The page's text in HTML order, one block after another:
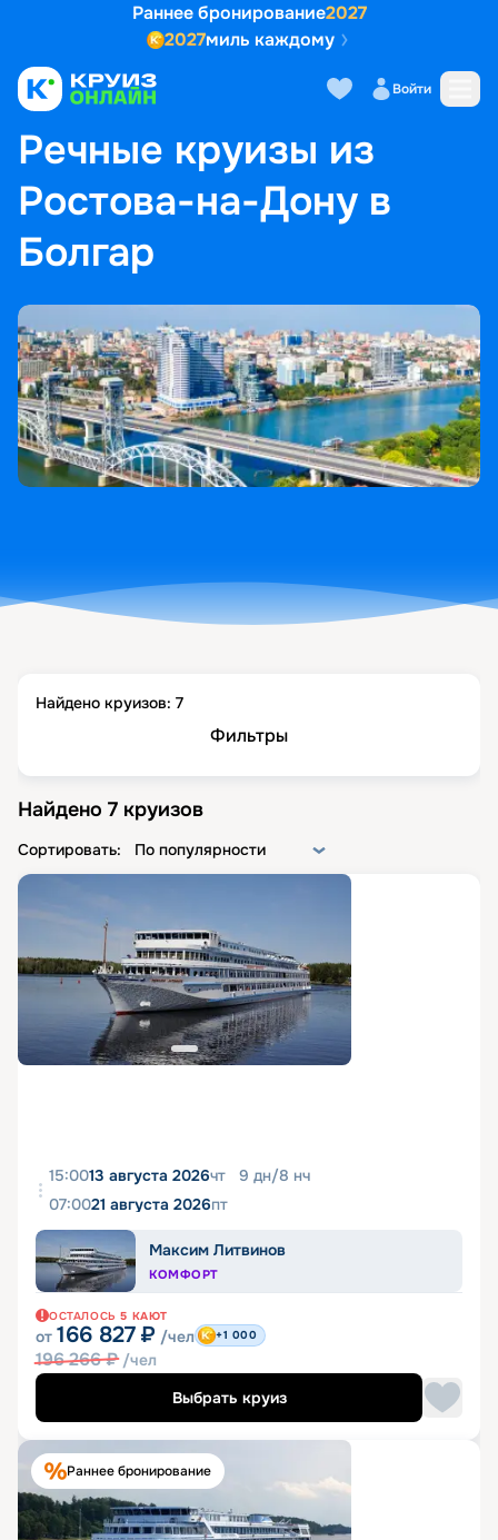
Раннее бронирование2027
2027миль каждому
Войти
ГЛАВНАЯ • ПОПУЛЯРНЫЕ НАПРАВЛЕНИЯ
РЕЧНЫЕ КРУИЗЫ ИЗ РОСТОВА-НА-ДОНУ В БОЛГАР
Речные круизы из
Ростова-на-Дону в
Болгар
Найдено круизов: 7
Фильтры
Найдено 7 круизов
Сортировать: По популярности
15:0013 августа 2026чт 9 дн/8 нч
07:0021 августа 2026пт
Максим Литвинов
КОМФОРТ
ОСТАЛОСЬ 5 КАЮТ
от 166 827 ₽ /чел
196 266₽ /чел
+1 000
Выбрать круиз
Раннее бронирование